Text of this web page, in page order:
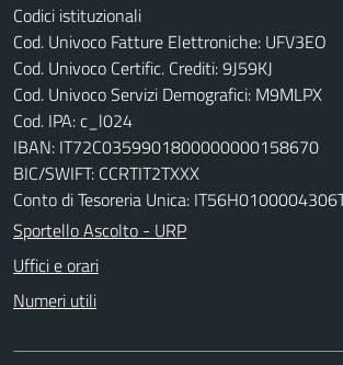
Codici istituzionali
Cod. Univoco Fatture Elettroniche: UFV3EO
Cod. Univoco Certific. Crediti: 9J59KJ
Cod. Univoco Servizi Demografici: M9MLPX
Cod. IPA: c_l024
IBAN: IT72C0359901800000000158670
BIC/SWIFT: CCRTIT2TXXX
Conto di Tesoreria Unica:
Sportello Ascolto - URP
Uffici e orari
Numeri utili